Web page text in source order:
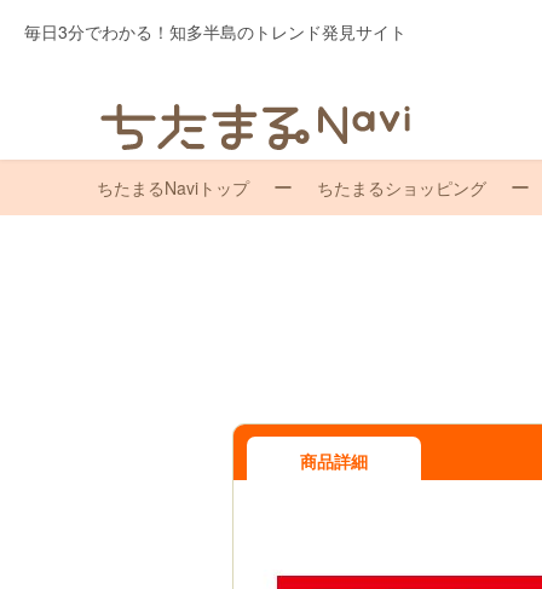
毎日3分でわかる！知多半島のトレンド発見サイト
ちたまるNaviトップ ちたまるショッピング
商品詳細